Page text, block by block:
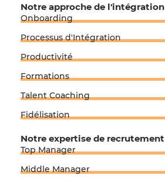
Notre approche de l'intégration
Onboarding
Processus d'Intégration
Productivité
Formations
Talent Coaching
Fidélisation
Notre expertise de recrutement
Top Manager
Middle Manager